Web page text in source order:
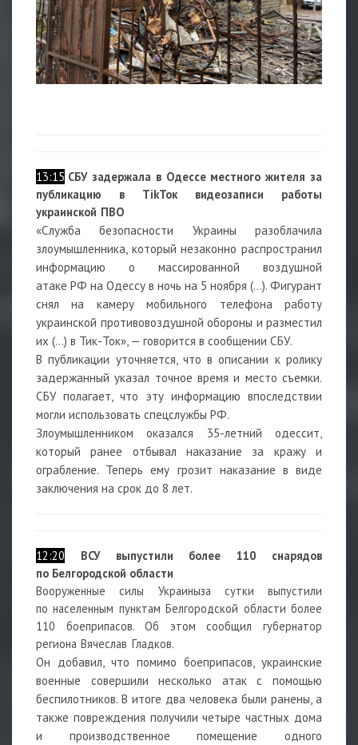
13:15 СБУ задержала в Одессе местного жителя за
публикацию в TikТок видеозаписи работы
украинской ПВО
«Служба безопасности Украины разоблачила
злоумышленника, который незаконно распространил
информацию о массированной воздушной
атаке РФ на Одессу в ночь на 5 ноября (…). Фигурант
снял на камеру мобильного телефона работу
украинской противовоздушной обороны и разместил
их (...) в Тик-Ток», — говорится в сообщении СБУ.
В публикации уточняется, что в описании к ролику
задержанный указал точное время и место съемки.
СБУ полагает, что эту информацию впоследствии
могли использовать спецслужбы РФ.
Злоумышленником оказался 35-летний одессит,
который ранее отбывал наказание за кражу и
ограбление. Теперь ему грозит наказание в виде
заключения на срок до 8 лет.
12:20
ВСУ выпустили более 110 снарядов
по Белгородской области
Вооруженные силы
Украиныза сутки выпустили
по населенным пунктам Белгородской области более
110 боеприпасов. Об этом сообщил губернатор
региона Вячеслав Гладков.
Он добавил, что помимо боеприпасов, украинские
военные совершили несколько атак с помощью
беспилотников. В итоге два человека были ранены, а
также повреждения получили четыре частных дома
и производственное помещение одного